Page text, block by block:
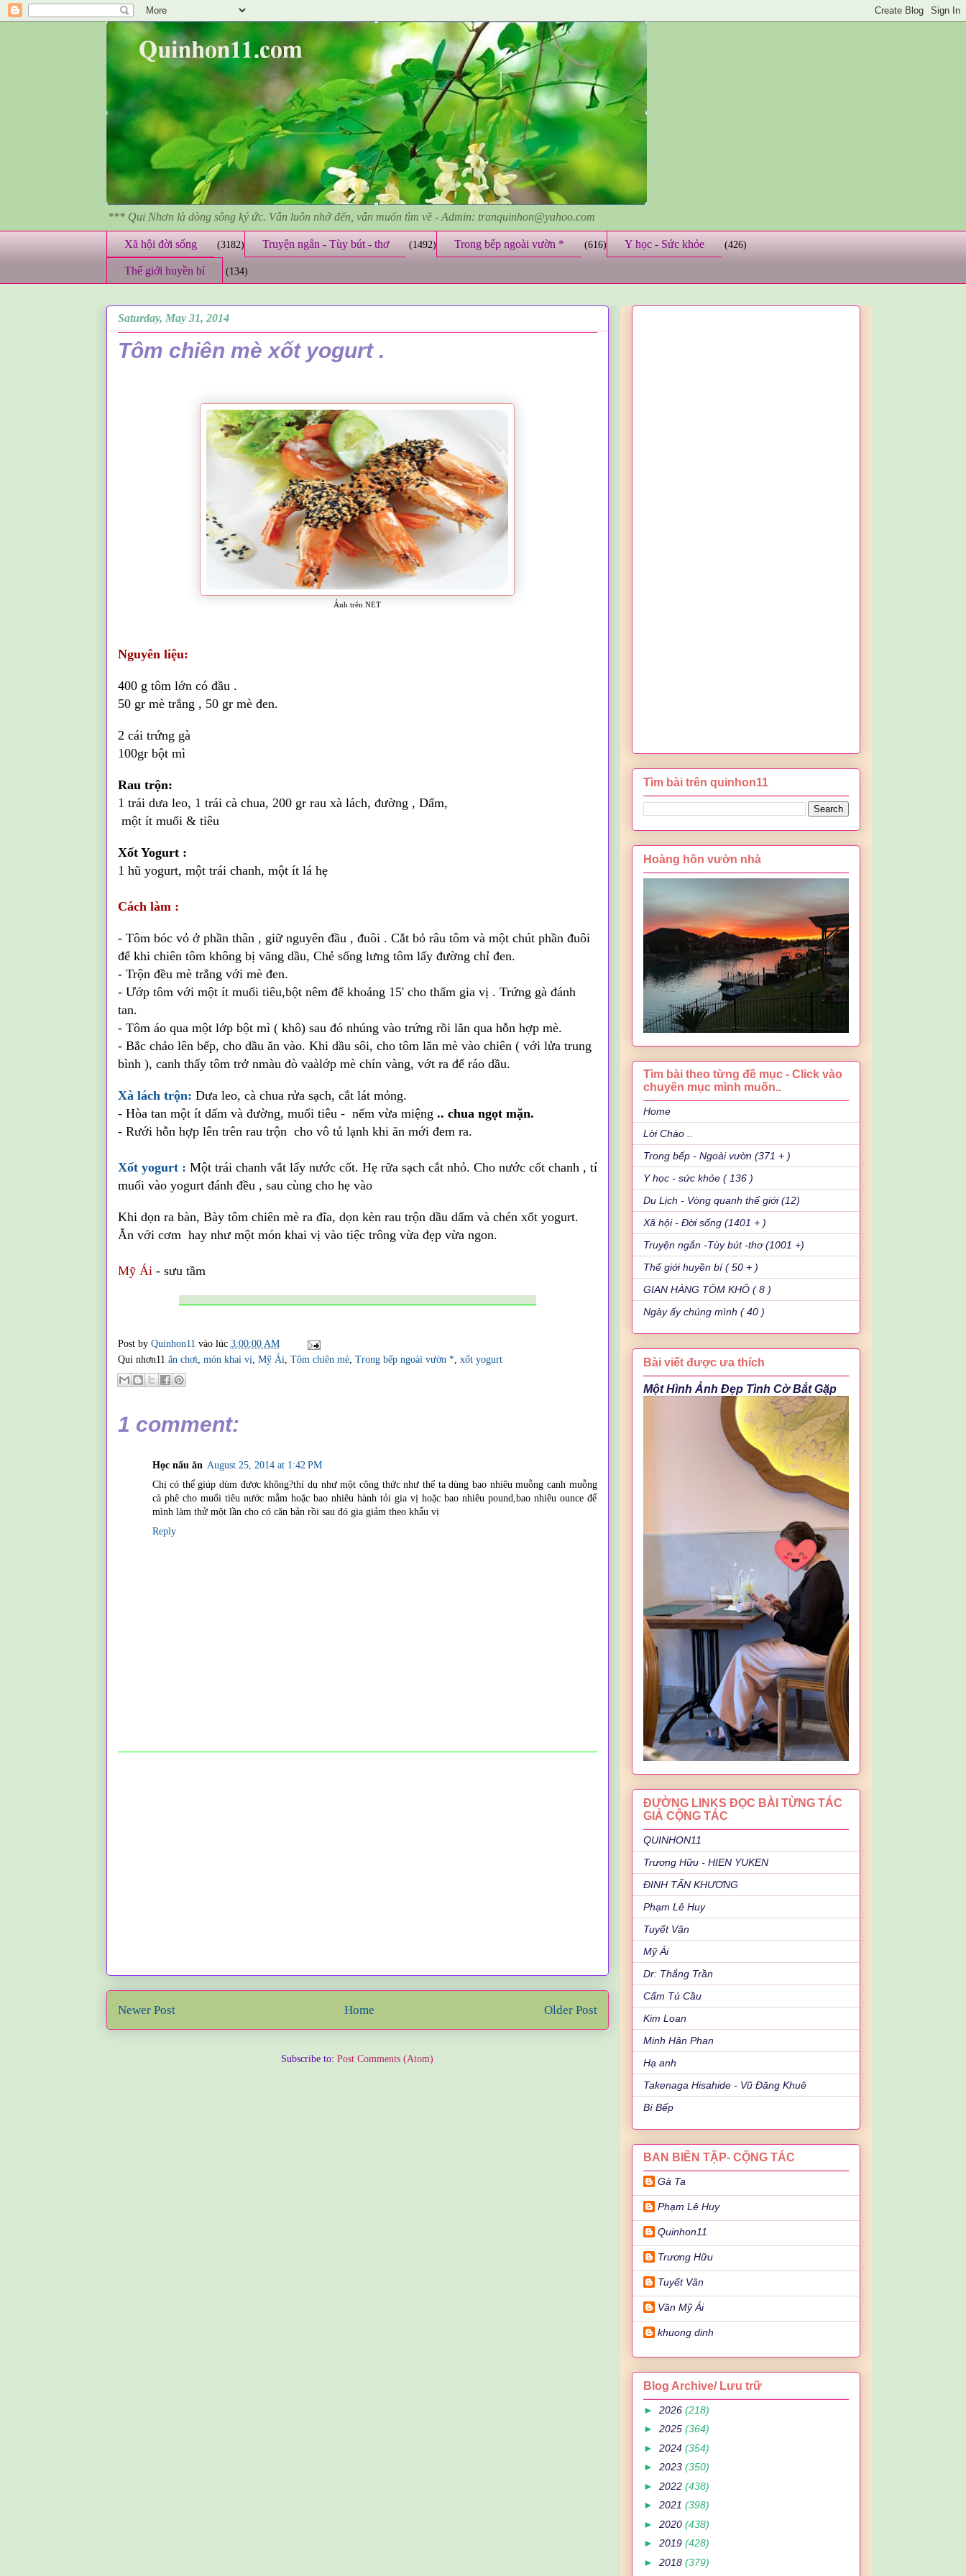
*** Qui Nhơn là dòng sông ký ức. Vẫn luôn nhớ đến, vẫn muốn tìm về - Admin: tranquinhon@yahoo.com
Xã hội đời sống (3182) Truyện ngắn - Tùy bút - thơ (1492) Trong bếp ngoài vườn * (616) Y học - Sức khỏe (426)
Thế giới huyền bí (134)
Saturday, May 31, 2014
Tôm chiên mè xốt yogurt .
Ảnh trên NET
Nguyên liệu:
400 g tôm lớn có đầu .
50 gr mè trắng , 50 gr mè đen.
2 cái trứng gà
100gr bột mì
Rau trộn:
1 trái dưa leo, 1 trái cà chua, 200 gr rau xà lách, đường , Dấm,
một ít muối & tiêu
Xốt Yogurt :
1 hũ yogurt, một trái chanh, một ít lá hẹ
Cách làm :
- Tôm bóc vỏ ở phần thân , giữ nguyên đầu , đuôi . Cắt bỏ râu tôm và một chút phần đuôi
để khi chiên tôm không bị văng dầu, Chẻ sống lưng tôm lấy đường chỉ đen.
- Trộn đều mè trắng với mè đen.
- Ướp tôm với một ít muối tiêu,bột nêm để khoảng 15' cho thấm gia vị . Trứng gà đánh
tan.
- Tôm áo qua một lớp bột mì ( khô) sau đó nhúng vào trứng rồi lăn qua hỗn hợp mè.
- Bắc chảo lên bếp, cho dầu ăn vào. Khi dầu sôi, cho tôm lăn mè vào chiên ( với lửa trung
bình ), canh thấy tôm trở nmàu đò vaàlớp mè chín vàng, vớt ra để ráo dầu.
Xà lách trộn: Dưa leo, cà chua rửa sạch, cắt lát mỏng.
- Hòa tan một ít dấm và đường, muối tiêu - nếm vừa miệng .. chua ngọt mặn.
- Rưới hỗn hợp lên trên rau trộn cho vô tủ lạnh khi ăn mới đem ra.
Xốt yogurt : Một trái chanh vắt lấy nước cốt. Hẹ rữa sạch cắt nhỏ. Cho nước cốt chanh , tí
muối vào yogurt đánh đều , sau cùng cho hẹ vào
Khi dọn ra bàn, Bày tôm chiên mè ra đĩa, dọn kèn rau trộn dầu dấm và chén xốt yogurt.
Ăn với cơm hay như một món khai vị vào tiệc trông vừa đẹp vừa ngon.
Mỹ Ái- sưu tầm
Post by Quinhon11 vào lúc 3:00:00 AM
Qui nhơn11 ăn chơi, món khai vị, Mỹ Ái, Tôm chiên mè, Trong bếp ngoài vườn *, xốt yogurt
1 comment:
Học nấu ăn August 25, 2014 at 1:42 PM
Chị có thể giúp dùm được không?thí dụ như một công thức như thế ta dùng bao nhiêu muỗng canh muỗng
cà phê cho muối tiêu nước mắm hoặc bao nhiêu hành tỏi gia vị hoặc bao nhiêu pound,bao nhiêu ounce để
mình làm thử một lần cho có căn bản rồi sau đó gia giảm theo khẩu vị
Reply
Newer Post Older Post
Home
Subscribe to: Post Comments (Atom)
Tìm bài trên quinhon11
Hoàng hôn vườn nhà
Tìm bài theo từng đề mục - Click vào
chuyên mục mình muốn..
Home
Lời Chào ..
Trong bếp - Ngoài vườn (371 + )
Y học - sức khỏe ( 136 )
Du Lịch - Vòng quanh thế giới (12)
Xã hội - Đời sống (1401 + )
Truyện ngắn -Tùy bút -thơ (1001 +)
Thế giới huyền bí ( 50 + )
GIAN HÀNG TÔM KHÔ ( 8 )
Ngày ấy chúng mình ( 40 )
Bài viết được ưa thích
Một Hình Ảnh Đẹp Tình Cờ Bắt Gặp
ĐƯỜNG LINKS ĐỌC BÀI TỪNG TÁC
GIẢ CỘNG TÁC
QUINHON11
Trương Hữu - HIEN YUKEN
ĐINH TẤN KHƯƠNG
Phạm Lê Huy
Tuyết Vân
Mỹ Ái
Dr: Thắng Trần
Cẩm Tú Cầu
Kim Loan
Minh Hân Phan
Hạ anh
Takenaga Hisahide - Vũ Đăng Khuê
Bí Bếp
BAN BIÊN TẬP- CỘNG TÁC
Gà Ta
Phạm Lê Huy
Quinhon11
Trương Hữu
Tuyết Vân
Văn Mỹ Ái
khuong dinh
Blog Archive/ Lưu trữ
► 2026 (218)
► 2025 (364)
► 2024 (354)
► 2023 (350)
► 2022 (438)
► 2021 (398)
► 2020 (438)
► 2019 (428)
► 2018 (379)